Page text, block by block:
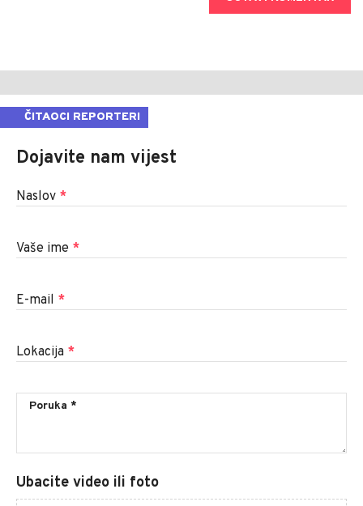
ČITAOCI REPORTERI
Dojavite nam vijest
Naslov *
Vaše ime *
E-mail *
Lokacija *
Ubacite video ili foto